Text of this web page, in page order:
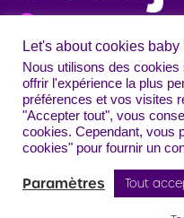
News Programmation
Photos
ContactMentions légales
Freedj Paris – Tous droits
Let's about cookies baby
Nous utilisons des
offrir l'expérience la plus
préférences et vos visites
"Accepter tout", vous
cookies. Cependant, vous
cookies" pour fournir un
Paramètres Tout